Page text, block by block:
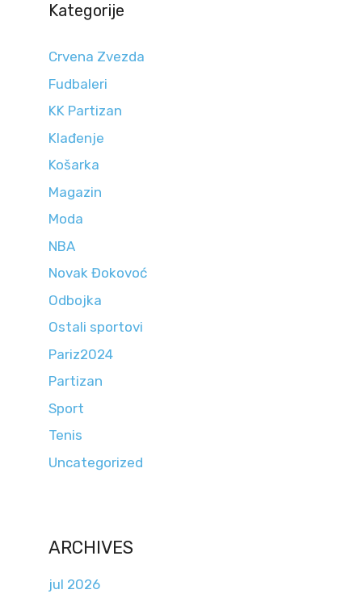
Kategorije
Crvena Zvezda
Fudbaleri
KK Partizan
Klađenje
Košarka
Magazin
Moda
NBA
Novak Đokovoć
Odbojka
Ostali sportovi
Pariz2024
Partizan
Sport
Tenis
Uncategorized
ARCHIVES
jul 2026